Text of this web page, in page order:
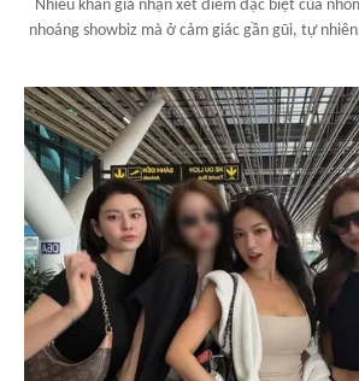
Nhiều khán giả nhận xét điểm đặc biệt của
nhoáng showbiz mà ở cảm giác gần gũi, tự